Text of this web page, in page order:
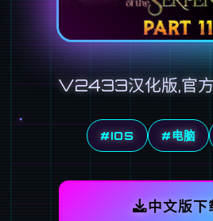
V2433汉化版,官方
#IOS #电脑
中文版下